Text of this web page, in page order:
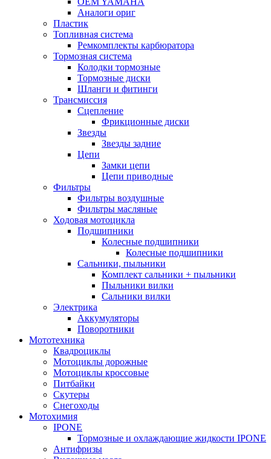
Аналоги ориг
Пластик
Топливная система
Ремкомплекты карбюратора
Тормозная система
Колодки тормозные
Тормозные диски
Шланги и фитинги
Трансмиссия
Cцепление
Фрикционные диски
Звезды
Звезды задние
Цепи
Замки цепи
Цепи приводные
Фильтры
Фильтры воздушные
Фильтры масляные
Ходовая мотоцикла
Подшипники
Колесные подшипники
Колесные подшипники
Сальники, пыльники
Комплект сальники + пыльники
Пыльники вилки
Сальники вилки
Электрика
Аккумуляторы
Поворотники
Мототехника
Квадроциклы
Мотоциклы дорожные
Мотоциклы кроссовые
Питбайки
Скутеры
Снегоходы
Мотохимия
IPONE
Тормозные и охлаждающие жидкости IPONE
Антифризы